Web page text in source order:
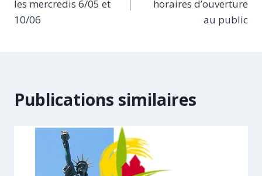
l’article
les mercredis 6/05 et
10/06
horaires d’ouverture
au public
Publications similaires